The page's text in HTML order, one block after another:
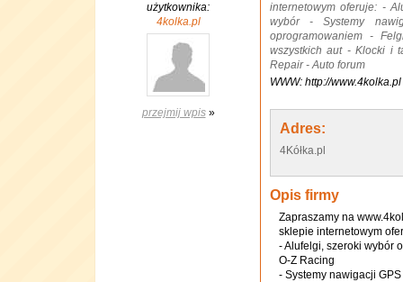
użytkownika:
4kolka.pl
przejmij wpis»
internetowym oferuje: -
wybór - Systemy
oprogramowaniem -
wszystkich aut - Klocki i
Repair - Auto forum
WWW: http://www.4kolka.pl
Adres:
4Kółka.pl
Opis firmy
Zapraszamy na
sklepie internetowym
- Alufelgi, szeroki wybór
O-Z Racing
- Systemy nawigacji